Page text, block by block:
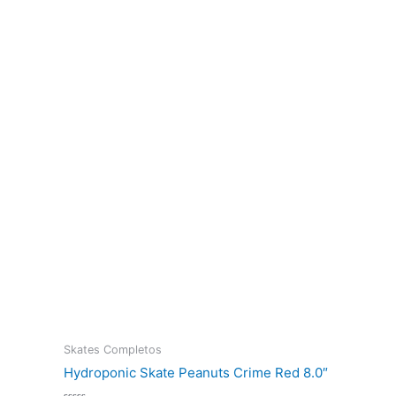
Skates Completos
Hydroponic Skate Peanuts Crime Red 8.0″